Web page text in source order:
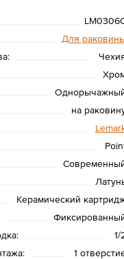
Для
на
Керамический
1/
1